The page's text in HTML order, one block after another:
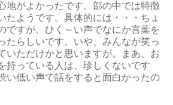
地がよかったです。部の中では特徴
たようです。具体的には・・・ちょ
ですが、ひく～い声でなにか言葉を
たらしいです。いや、みんなが笑っ
いただけかと思いますが。まあ、お
持っている人は、珍しくないです
い低い声で話をすると面白かったの